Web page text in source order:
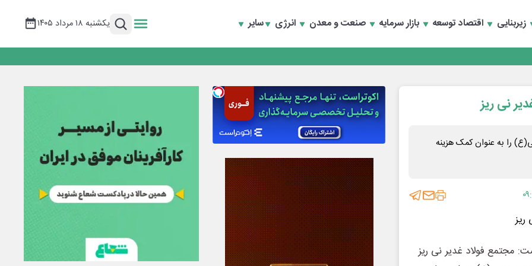
زیربنایی اقتصاد توسعه بازار سرمایه صنعت و معدن انرژی سایر یکشنبه ۱۸ مرداد ۱۴۰۵
به خصوصی‌ها
به خصوصی‌ها
نی ریز
را به عنوان کمک هزینه
مجتمع فولاد غدیر نی ریز